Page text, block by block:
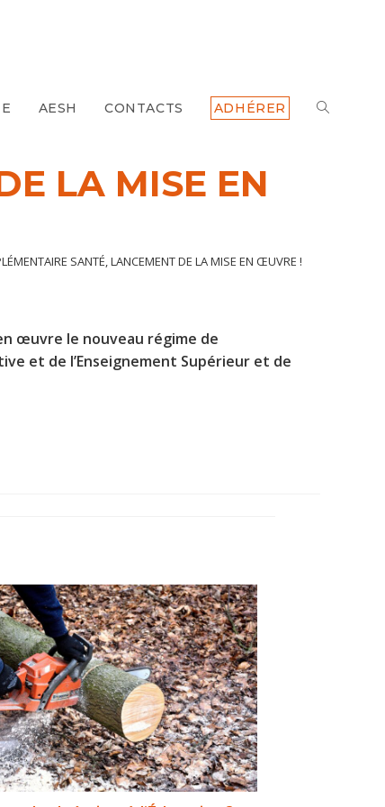
AESH CONTACTS ADHÉRER TOGGLE
LA MISE EN
SANTÉ, LANCEMENT DE LA MISE EN ŒUVRE !
œuvre le nouveau régime de
et de l’Enseignement Supérieur et de